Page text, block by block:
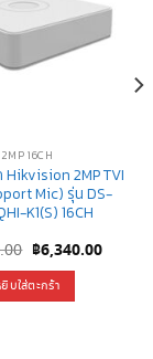
2MP 16CH
Hikvision 2MP TVI
Mic) รุ่น DS-
K1(S) 16CH
Original
price
was:
฿7,860.00.
฿6,340.00
บใส่ตะกร้า